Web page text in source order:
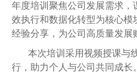
人才招聘
提单条件及条款
年度培训聚焦公司 发展需求，
效执行和数据化转型为核心模
经验分享，为公司高质量发展
本次培训 采用视频授课与
行 ，助力个人与公司共同成